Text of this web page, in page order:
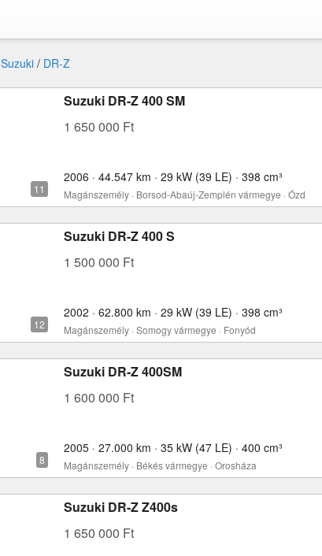
Suzuki / DR-Z
Suzuki DR-Z 400 SM
1 650 000 Ft
2006 · 44.547 km · 29 kW (39 LE) · 398 cm³
Magánszemély · Borsod-Abaúj-Zemplén vármegye · Ózd
Suzuki DR-Z 400 S
1 500 000 Ft
2002 · 62.800 km · 29 kW (39 LE) · 398 cm³
Magánszemély · Somogy vármegye · Fonyód
Suzuki DR-Z 400SM
1 600 000 Ft
2005 · 27.000 km · 35 kW (47 LE) · 400 cm³
Magánszemély · Békés vármegye · Orosháza
Suzuki DR-Z Z400s
1 650 000 Ft